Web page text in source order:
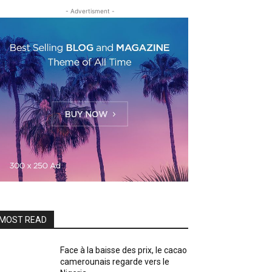
- Advertisment -
READ
Face à la baisse des prix, le cacao
camerounais regarde vers le